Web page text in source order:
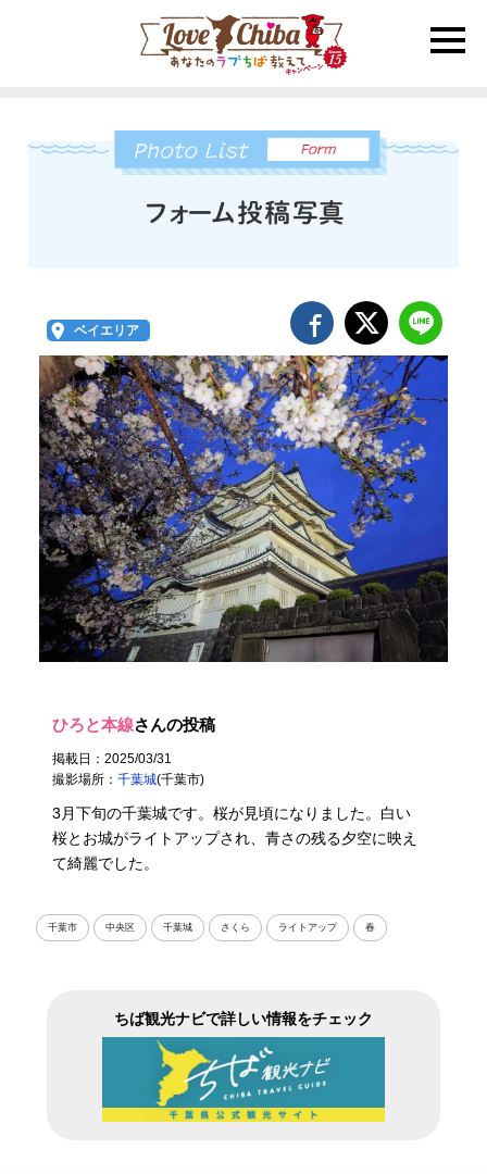
toggle
ベイエリア
ひろと本線さんの投稿
掲載日：2025/03/31
撮影場所：千葉城(千葉市)
3月下旬の千葉城です。桜が見頃になりました。白い
桜とお城がライトアップされ、青さの残る夕空に映え
て綺麗でした。
千葉市 中央区 千葉城 さくら ライトアップ 春
ちば観光ナビで詳しい情報をチェック